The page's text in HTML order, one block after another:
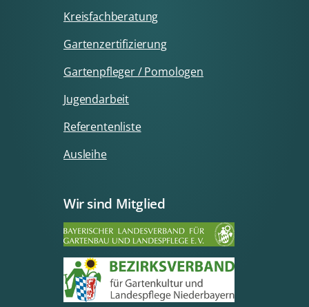
Kreisfachberatung
Gartenzertifizierung
Gartenpfleger / Pomologen
Jugendarbeit
Referentenliste
Ausleihe
Wir sind Mitglied